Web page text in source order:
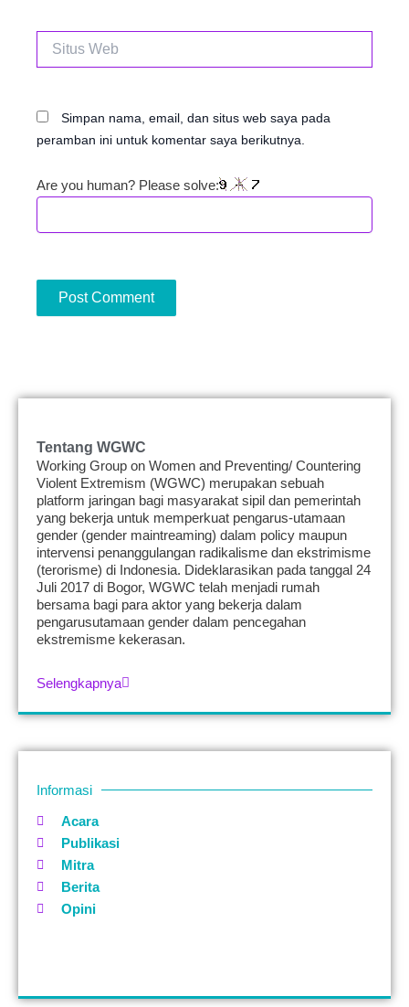
Web
Simpan nama, email, dan situs web saya pada
peramban ini untuk komentar saya berikutnya.
Are you human? Please solve:
Tentang WGWC
Working Group on Women and Preventing/ Countering
Violent Extremism (WGWC) merupakan sebuah
platform jaringan bagi masyarakat sipil dan pemerintah
yang bekerja untuk memperkuat pengarus-utamaan
gender (gender maintreaming) dalam policy maupun
intervensi penanggulangan radikalisme dan ekstrimisme
(terorisme) di Indonesia. Dideklarasikan pada tanggal 24
Juli 2017 di Bogor, WGWC telah menjadi rumah
bersama bagi para aktor yang bekerja dalam
pengarusutamaan gender dalam pencegahan
ekstremisme kekerasan.
Selengkapnya
Informasi
Acara
Publikasi
Mitra
Berita
Opini